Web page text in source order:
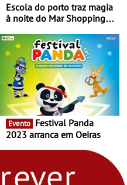
Escola do porto traz magia
à noite do Mar Shopping
29 de abril, às 21h00
Evento
2023 arranca em Oeiras